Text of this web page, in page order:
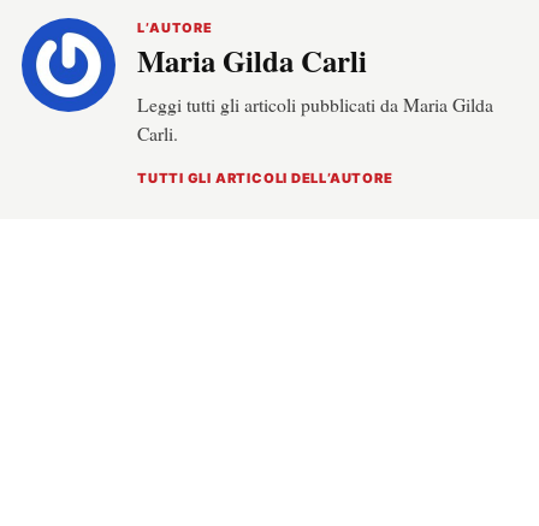
L’AUTORE
Maria Gilda Carli
Leggi tutti gli articoli pubblicati da Maria Gilda
Carli.
TUTTI GLI ARTICOLI DELL’AUTORE